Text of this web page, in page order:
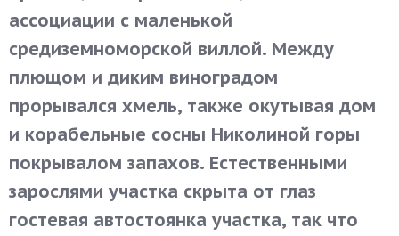
ассоциации с маленькой
средиземноморской виллой. Между
плющом и диким виноградом
прорывался хмель, также окутывая дом
и корабельные сосны Николиной горы
покрывалом запахов. Естественными
зарослями участка скрыта от глаз
гостевая автостоянка участка, так что